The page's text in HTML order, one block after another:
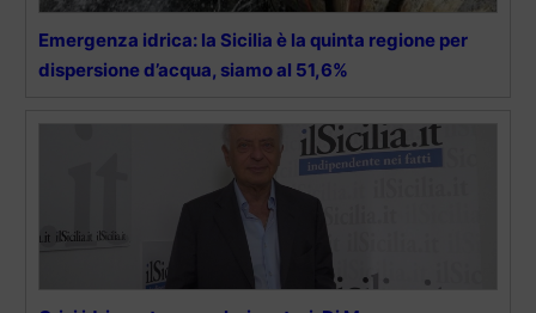
Emergenza idrica: la Sicilia è la quinta regione per
dispersione d’acqua, siamo al 51,6%